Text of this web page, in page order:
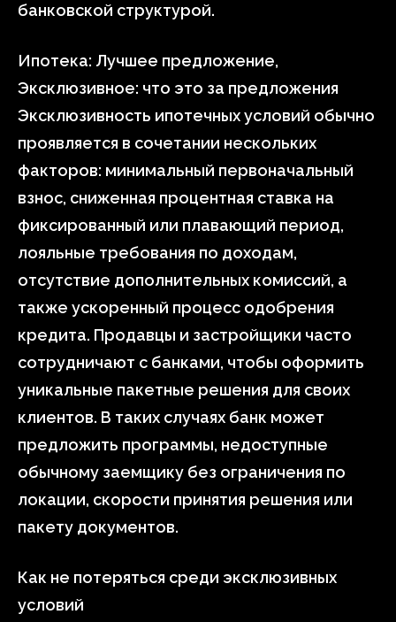
банковской структурой.
Ипотека: Лучшее предложение,
Эксклюзивное: что это за предложения
Эксклюзивность ипотечных условий обычно
проявляется в сочетании нескольких
факторов: минимальный первоначальный
взнос, сниженная процентная ставка на
фиксированный или плавающий период,
лояльные требования по доходам,
отсутствие дополнительных комиссий, а
также ускоренный процесс одобрения
кредита. Продавцы и застройщики часто
сотрудничают с банками, чтобы оформить
уникальные пакетные решения для своих
клиентов. В таких случаях банк может
предложить программы, недоступные
обычному заемщику без ограничения по
локации, скорости принятия решения или
пакету документов.
Как не потеряться среди эксклюзивных
условий